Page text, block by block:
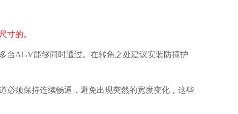
寸的。
AGV能够同时通过。在转角之处建议安装防撞护
必须保持连续畅通，避免出现突然的宽度变化，这些